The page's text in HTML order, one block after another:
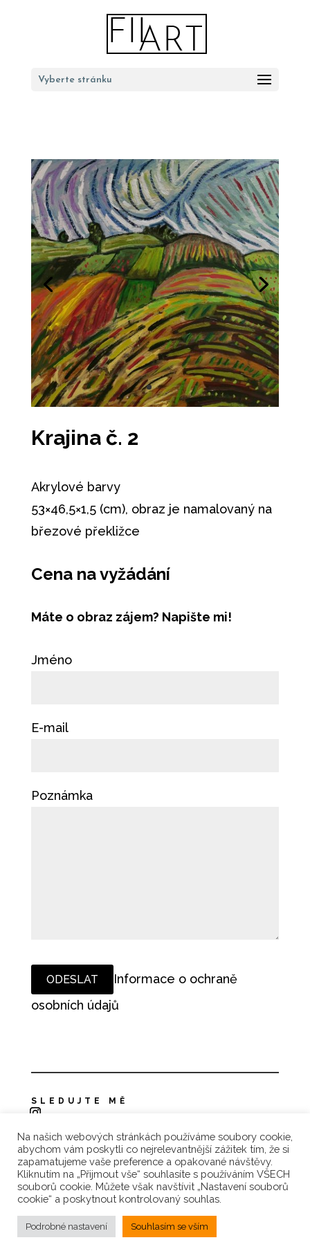
Vyberte stránku
Krajina č. 2
Akrylové barvy
53×46,5×1,5 (cm), obraz je namalovaný na
březové překližce
Cena na vyžádání
Máte o obraz zájem? Napište mi!
Jméno
E-mail
Poznámka
Informace o ochraně
osobních údajů
SLEDUJTE MĚ
Zásady ochrany osobních údajů
Reklamace a vrácení zboží
Obchodní podmínky
Na našich webových stránkách používáme soubory cookie,
abychom vám poskytli co nejrelevantnější zážitek tím, že si
zapamatujeme vaše preference a opakované návštěvy.
Kliknutím na „Přijmout vše“ souhlasíte s používáním VŠECH
souborů cookie. Můžete však navštívit „Nastavení souborů
cookie“ a poskytnout kontrolovaný souhlas.
Podrobné nastavení Souhlasím se vším